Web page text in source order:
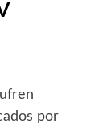
por